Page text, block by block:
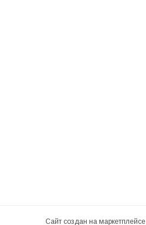
Сайт создан на маркетплейсе